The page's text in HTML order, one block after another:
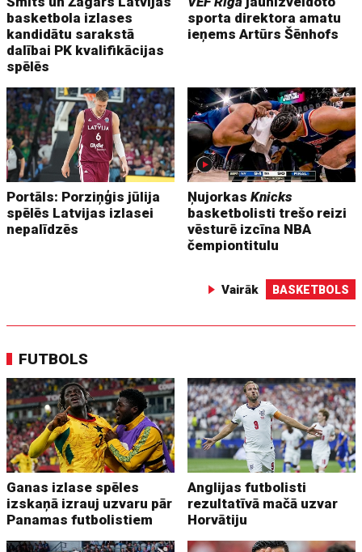
basketbola izlases
kandidātu sarakstā
dalībai PK kvalifikācijas
spēlēs
sporta direktora amatu
ieņems Artūrs Šēnhofs
Portāls: Porziņģis jūlija
spēlēs Latvijas izlasei
nepalīdzēs
ŅujorkasKnicks
basketbolisti trešo reizi
vēsturē izcīna NBA
čempiontitulu
Vairāk BASKETBOLS
FUTBOLS
Ganas izlase spēles
izskaņā izrauj uzvaru pār
Panamas futbolistiem
Anglijas futbolisti
rezultatīvā mačā uzvar
Horvātiju